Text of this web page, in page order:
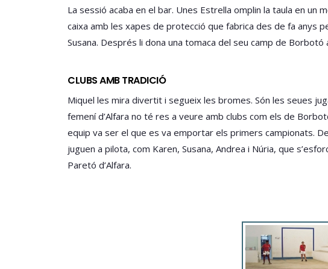
La sessió acaba en el bar. Unes Estrella omplin la taula en un
caixa amb les xapes de protecció que fabrica des de fa anys
Susana. Després li dona una tomaca del seu camp de
CLUBS AMB TRADICIÓ
Miquel les mira divertit i segueix les bromes. Són les seues
femení d’Alfara no té res a veure amb clubs com els de
equip va ser el que es va emportar els primers campionats.
juguen a pilota, com Karen, Susana, Andrea i Núria, que
Paretó d’Alfara.